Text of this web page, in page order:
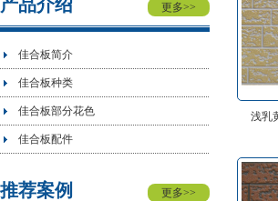
产品介绍 更多>>
佳合板简介
佳合板种类
佳合板部分花色
佳合板配件
推荐案例 更多>>
浅乳